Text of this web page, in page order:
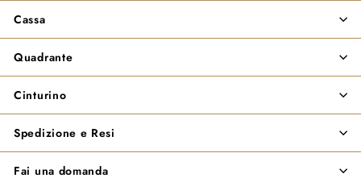
Cassa
Quadrante
Cinturino
Spedizione e Resi
Fai una domanda